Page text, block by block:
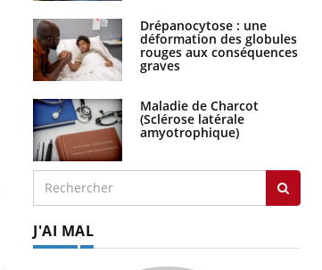
Drépanocytose : une
déformation des globules
rouges aux conséquences
graves
Maladie de Charcot
(Sclérose latérale
amyotrophique)
J'AI MAL